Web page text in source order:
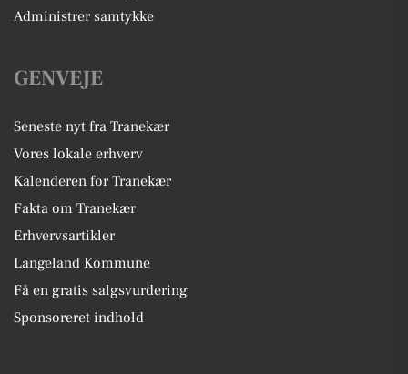
Administrer samtykke
GENVEJE
Seneste nyt fra Tranekær
Vores lokale erhverv
Kalenderen for Tranekær
Fakta om Tranekær
Erhvervsartikler
Langeland Kommune
Få en gratis salgsvurdering
Sponsoreret indhold